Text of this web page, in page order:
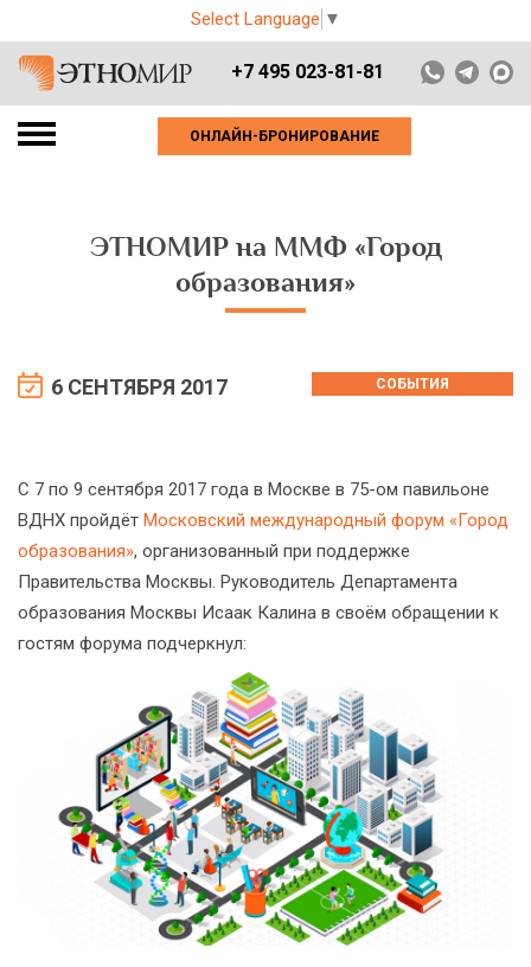
Select Language ▼
+7 495 023-81-81
ОНЛАЙН-БРОНИРОВАНИЕ
ЭТНОМИР на ММФ «Город
образования»
6 СЕНТЯБРЯ 2017 СОБЫТИЯ
С 7 по 9 сентября 2017 года в Москве в 75-ом павильоне
ВДНХ пройдёт Московский международный форум «Город
образования», организованный при поддержке
Правительства Москвы. Руководитель Департамента
образования Москвы Исаак Калина в своём обращении к
гостям форума подчеркнул: